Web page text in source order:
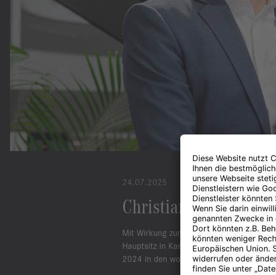
24.07.2025
Christian Ullrich wird
Mit Wirkung zum 1. Juli 2025 hat
Hauptsitz in Karlsruhe übernommen. Er
2024 in den wohlverdienten Ruhestand